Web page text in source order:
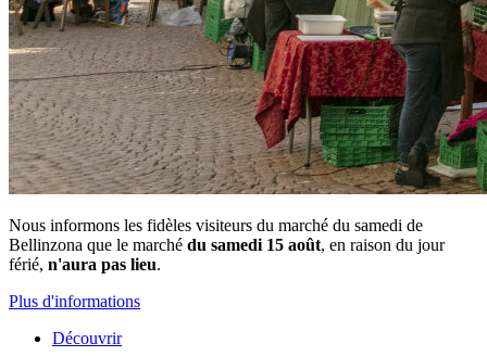
Nous informons les fidèles visiteurs du marché du samedi de
Bellinzona que le marché du samedi 15 août, en raison du jour
férié, n'aura pas lieu.
Plus d'informations
Découvrir